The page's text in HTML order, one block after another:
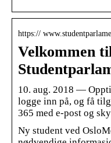
https://
Velkommen
10. aug. 2018 —
logge inn på, og få
365 med e-post og
Ny student ved